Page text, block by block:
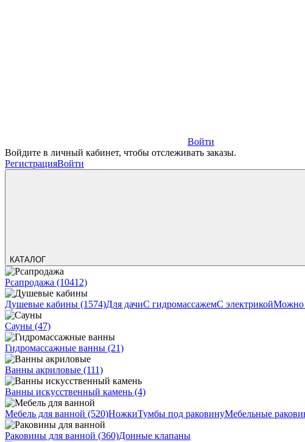
Войти
Войдите в личный кабинет, чтобы отслеживать заказы.
РегистрацияВойти
КАТАЛОГ
Рсапродажа (10412)
Душевые кабины (1574)Для дачиС гидромассажемС электрикойМожно
Сауны (47)
Гидромассажные ванны (21)
Ванны акриловые (111)
Ванны искусственный камень (4)
Мебель для ванной (520)НожкиТумбы под раковинуМебельные
Раковины для ванной (360)Донные клапаны